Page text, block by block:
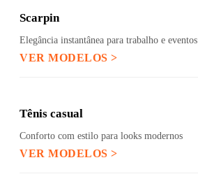
Scarpin
Elegância instantânea para trabalho e eventos
VER MODELOS >
Tênis casual
Conforto com estilo para looks modernos
VER MODELOS >